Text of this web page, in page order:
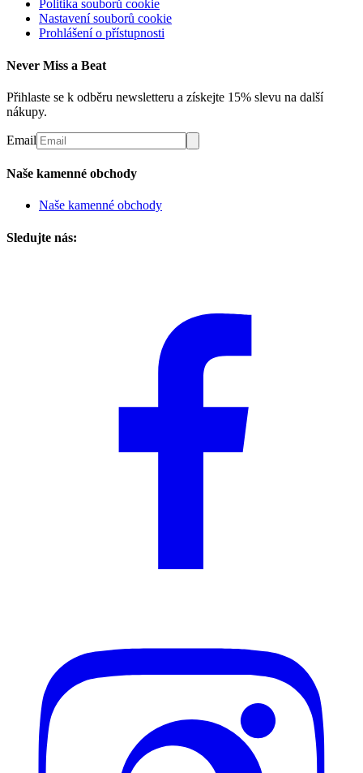
Politika souborů cookie
Nastavení souborů cookie
Prohlášení o přístupnosti
Never Miss a Beat
Přihlaste se k odběru newsletteru a získejte 15% slevu na další
nákupy.
Email
Naše kamenné obchody
Naše kamenné obchody
Sledujte nás: